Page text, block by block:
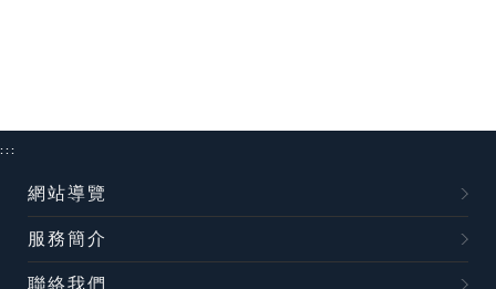
:::
網站導覽
服務簡介
聯絡我們